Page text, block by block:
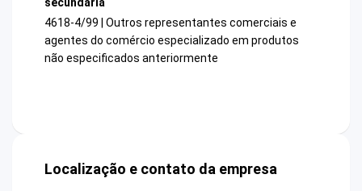
4618-4/99 | Outros representantes comerciais e
agentes do comércio especializado em produtos
não especificados anteriormente
Localização e contato da empresa